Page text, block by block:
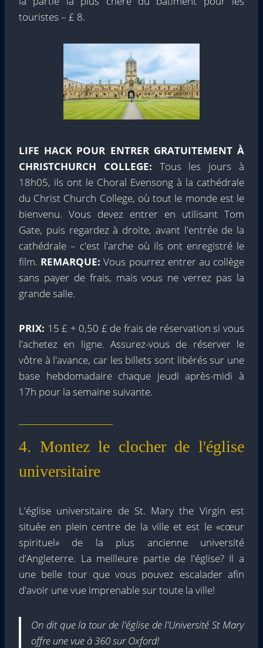
touristes – £ 8.
LIFE HACK POUR ENTRER GRATUITEMENT À
CHRISTCHURCH COLLEGE: Tous les jours à
18h05, ils ont le Choral Evensong à la cathédrale
du Christ Church College, où tout le monde est le
bienvenu. Vous devez entrer en utilisant Tom
Gate, puis regardez à droite, avant l'entrée de la
cathédrale – c'est l'arche où ils ont enregistré le
film. REMARQUE: Vous pourrez entrer au collège
sans payer de frais, mais vous ne verrez pas la
grande salle.
PRIX: 15 £ + 0,50 £ de frais de réservation si vous
l'achetez en ligne. Assurez-vous de réserver le
vôtre à l'avance, car les billets sont libérés sur une
base hebdomadaire chaque jeudi après-midi à
17h pour la semaine suivante.
4. Montez le clocher de l'église
universitaire
L'église universitaire de St. Mary the Virgin est
située en plein centre de la ville et est le «cœur
spirituel» de la plus ancienne université
d'Angleterre. La meilleure partie de l'église? Il a
une belle tour que vous pouvez escalader afin
d'avoir une vue imprenable sur toute la ville!
On dit que la tour de l'église de l'Université St Mary
offre une vue à 360 sur Oxford!